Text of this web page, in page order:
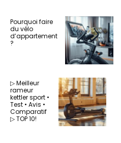
Pourquoi faire
du vélo
d’appartement
?
▷ Meilleur
rameur
kettler sport •
Test • Avis •
Comparatif
▷ TOP 10!